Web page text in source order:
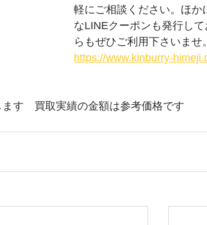
軽にご相談ください。ほか
なLINEクーポンも発行し
らもぜひご利用下さいませ
https://www.kinburry-
す　買取実績の金額は参考価格です